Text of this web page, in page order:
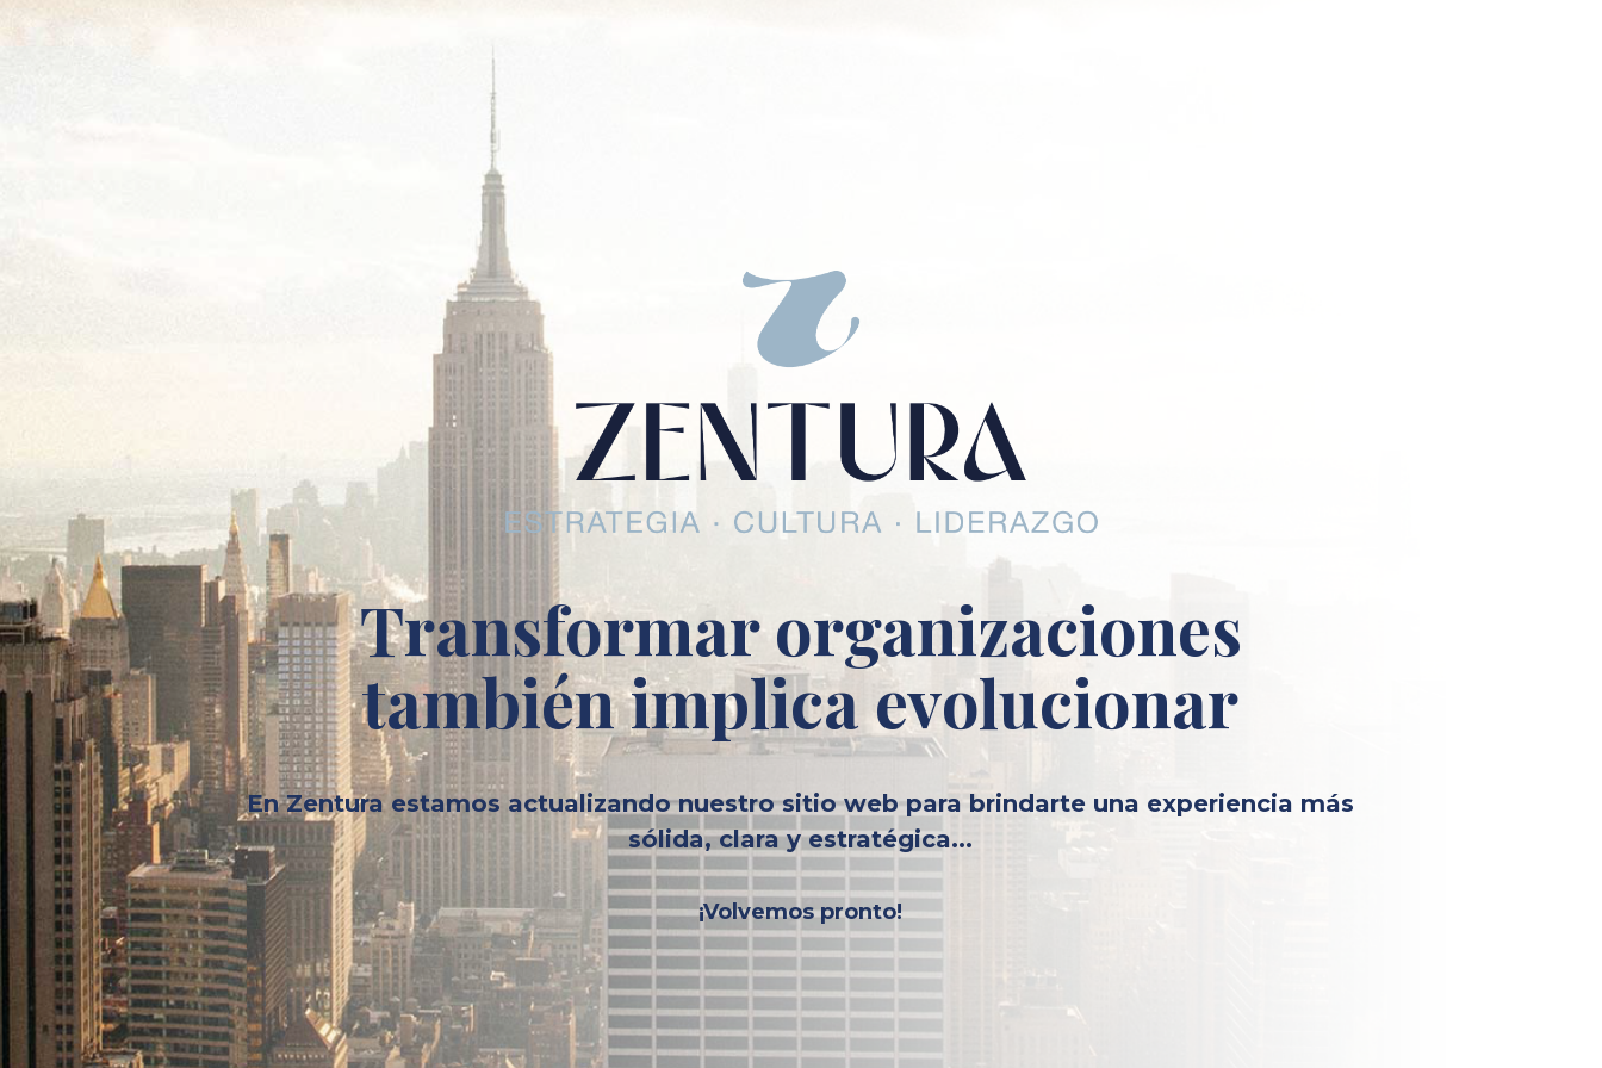
Transformar organizaciones
también implica evolucionar
En Zentura estamos actualizando nuestro sitio web para brindarte una experiencia más
sólida, clara y estratégica...
¡Volvemos pronto!